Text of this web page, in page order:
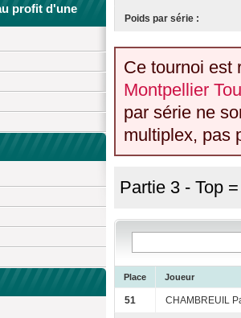
profit d'une
Poids par série :
Ce tournoi est
Montpellier
par série ne
multiplex, pas
Partie 3 - Top
Place Joueur
51 CHAMBREUIL